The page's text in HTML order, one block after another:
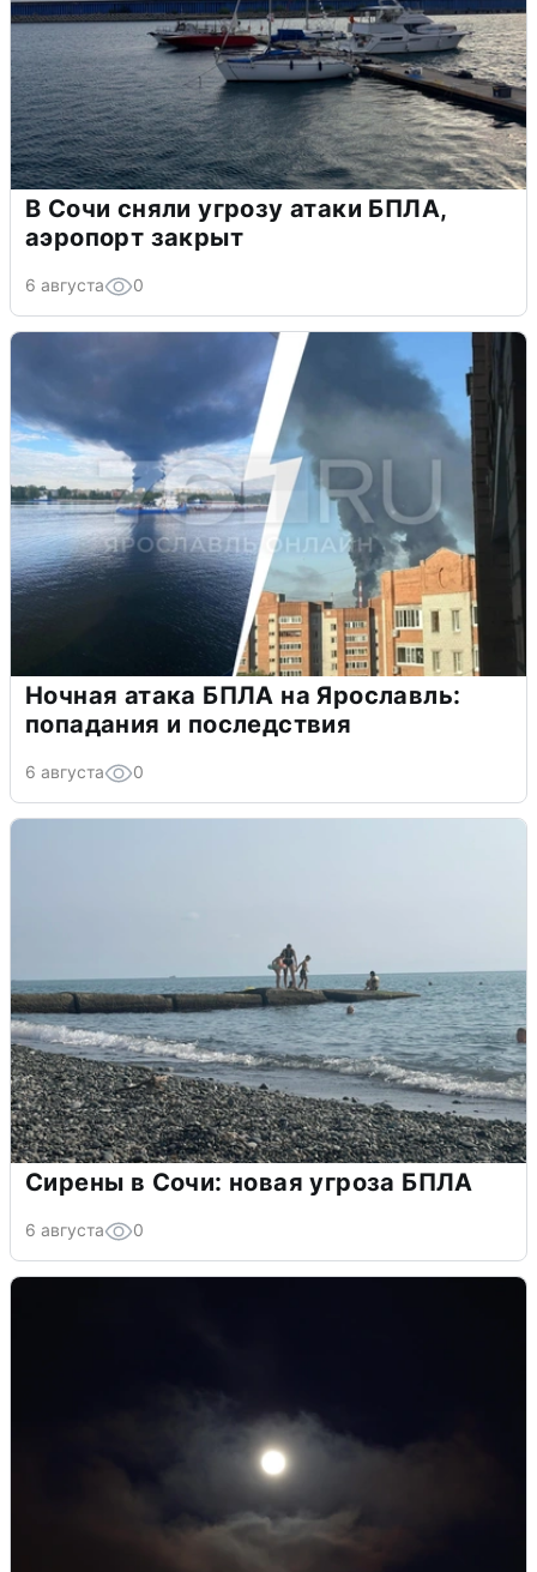
В Сочи сняли угрозу атаки БПЛА,
аэропорт закрыт
6 августа 0
Ночная атака БПЛА на Ярославль:
попадания и последствия
6 августа 0
Сирены в Сочи: новая угроза БПЛА
6 августа 0